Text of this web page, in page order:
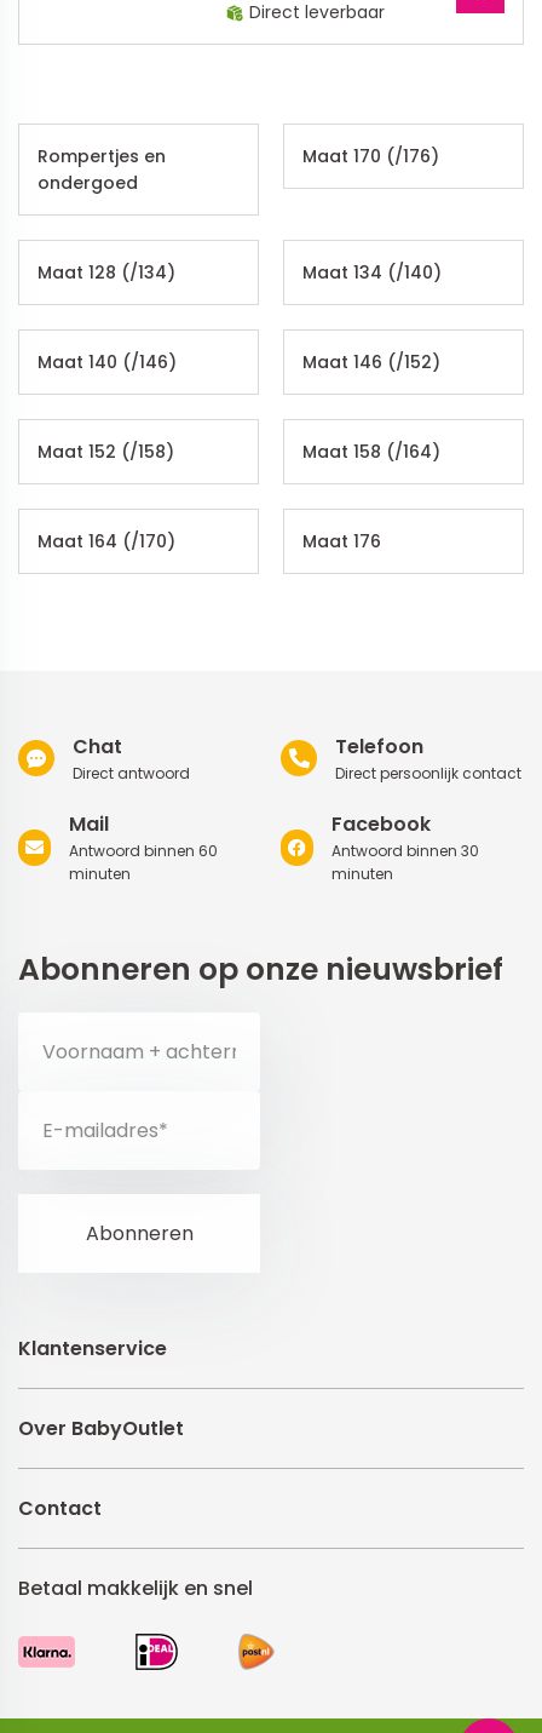
Direct leverbaar
Rompertjes en
ondergoed
Maat 170 (/176)
Maat 128 (/134) Maat 134 (/140)
Maat 140 (/146) Maat 146 (/152)
Maat 152 (/158) Maat 158 (/164)
Maat 164 (/170) Maat 176
Chat
Direct antwoord
Telefoon
Direct persoonlijk contact
Mail
Antwoord binnen 60
minuten
Facebook
Antwoord binnen 30
minuten
Abonneren op onze nieuwsbrief
Klantenservice
Over BabyOutlet
Contact
Betaal makkelijk en snel